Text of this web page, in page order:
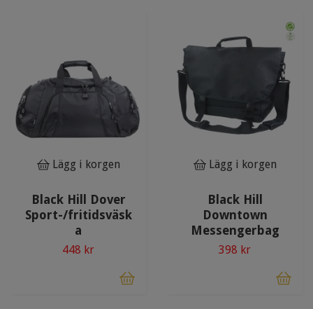
Lägg i korgen
Black Hill Dover
Sport-/fritidsväsk
a
448 kr
Lägg i korgen
Black Hill
Downtown
Messengerbag
398 kr